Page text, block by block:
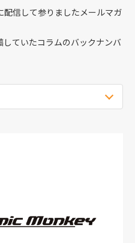
配信して参りましたメールマガ
ていたコラムのバックナンバ